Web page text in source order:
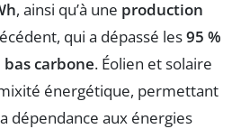
, ainsi qu’à une production
qui a dépassé les95 %
bas carbone. Éolien et solaire
énergétique, permettant
dépendance aux énergies